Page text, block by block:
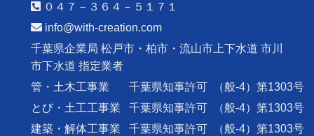
０４７－３６４－５１７１
info@with-creation.com
千葉県企業局 松戸市・柏市・流山市上下水道 市川
市下水道 指定業者
管・土木工事業
千葉県知事許可
（般-4）第1303号
とび・土工工事業
千葉県知事許可
（般-4）第1303号
建築・解体工事業
千葉県知事許可
（般-4）第1303号